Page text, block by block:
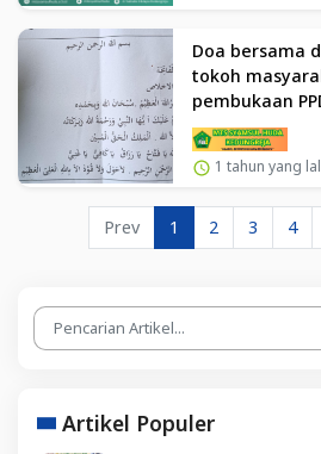
Doa bersama
tokoh
pembukaan
Huda
1 tahun yang
Prev 1 2 3 4
Artikel Populer